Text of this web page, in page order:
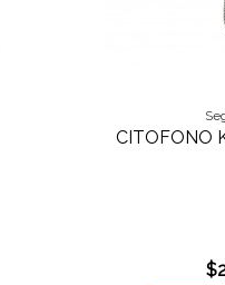
CITOFONO